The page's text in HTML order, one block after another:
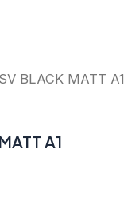
BLACK MATT A1
A1